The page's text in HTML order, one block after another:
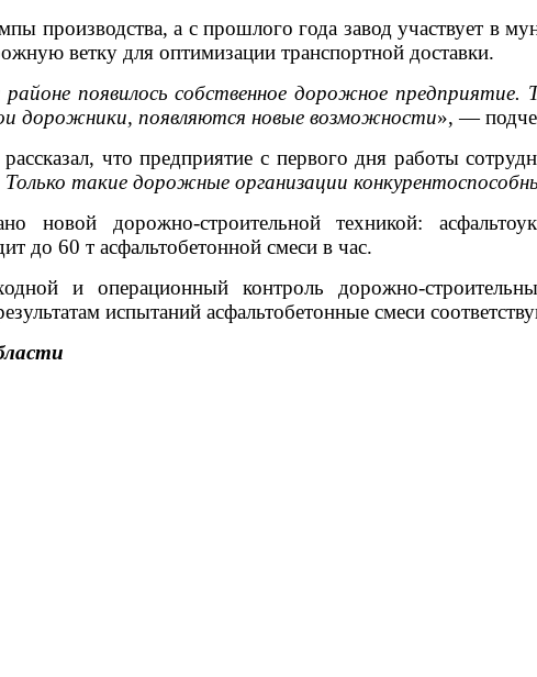
производства, а с прошлого года завод участвует в
ветку для оптимизации транспортной доставки.
появилось собственное дорожное
дорожники, появляются новые возможности», —
, что предприятие с первого дня работы
такие дорожные организации
новой дорожно-строительной техникой:
до 60 т асфальтобетонной смеси в час.
и операционный контроль дорожно-
испытаний асфальтобетонные смеси